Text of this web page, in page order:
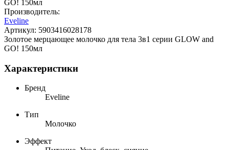
Производитель:
Eveline
Артикул: 5903416028178
Золотое мерцающее молочко для тела 3в1 серии GLOW and
GO! 150мл
Характеристики
Бренд
Eveline
Тип
Молочко
Эффект